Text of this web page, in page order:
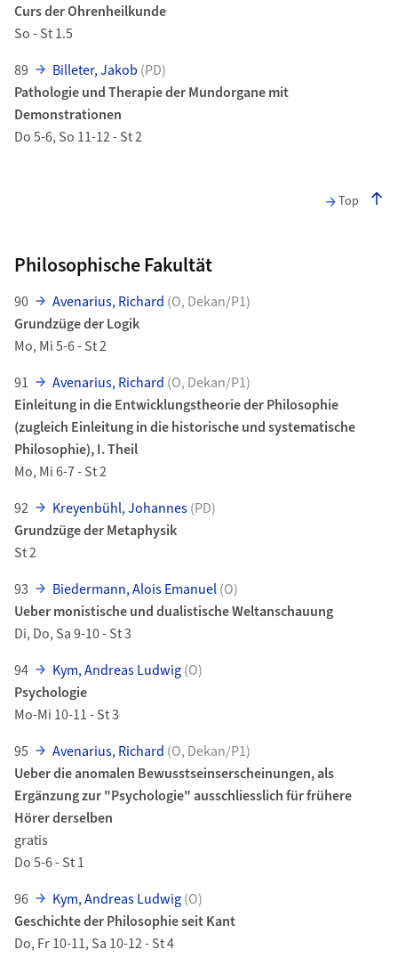
Curs der Ohrenheilkunde
So - St 1.5
89
Billeter, Jakob (PD)
Pathologie und Therapie der Mundorgane mit
Demonstrationen
Do 5-6, So 11-12 - St 2
Top
Philosophische Fakultät
90 Avenarius, Richard (O, Dekan/P1)
Grundzüge der Logik
Mo, Mi 5-6 - St 2
91
Avenarius, Richard (O, Dekan/P1)
Einleitung in die Entwicklungstheorie der Philosophie
(zugleich Einleitung in die historische und systematische
Philosophie), I. Theil
Mo, Mi 6-7 - St 2
92
Kreyenbühl, Johannes(PD)
Grundzüge der Metaphysik
St 2
93
Biedermann, Alois Emanuel(O)
Ueber monistische und dualistische Weltanschauung
Di, Do, Sa 9-10 - St 3
94
Kym, Andreas Ludwig(O)
Psychologie
Mo-Mi 10-11 - St 3
95
Avenarius, Richard (O, Dekan/P1)
Ueber die anomalen Bewusstseinserscheinungen, als
Ergänzung zur "Psychologie" ausschliesslich für frühere
Hörer derselben
gratis
Do 5-6 - St 1
96
Kym, Andreas Ludwig(O)
Geschichte der Philosophie seit Kant
Do, Fr 10-11, Sa 10-12 - St 4